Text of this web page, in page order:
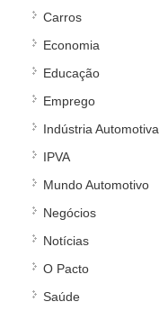
Carros
Economia
Educação
Emprego
Indústria Automotiva
IPVA
Mundo Automotivo
Negócios
Notícias
O Pacto
Saúde